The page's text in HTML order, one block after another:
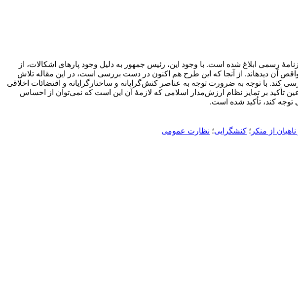
رسمی ابلاغ شده است. با وجود این، رئیس جمهور به دلیل وجود پاره­ای اشکالات، از
آن دیده­اند. از آنجا که این طرح هم اکنون در دست بررسی است، در این مقاله تلاش
با توجه به ضرورت توجه به عناصر کنش‌گرایانه و ساختارگرایانه و اقتضائات اخلاقی
تأکید بر تمایز نظام ارزش‌مدار اسلامی که لازمۀ آن این است که نمی‌توان از احساس
کند، تأکید شده است.
از منکر ؛ کنشگرایی؛ نظارت عمومی